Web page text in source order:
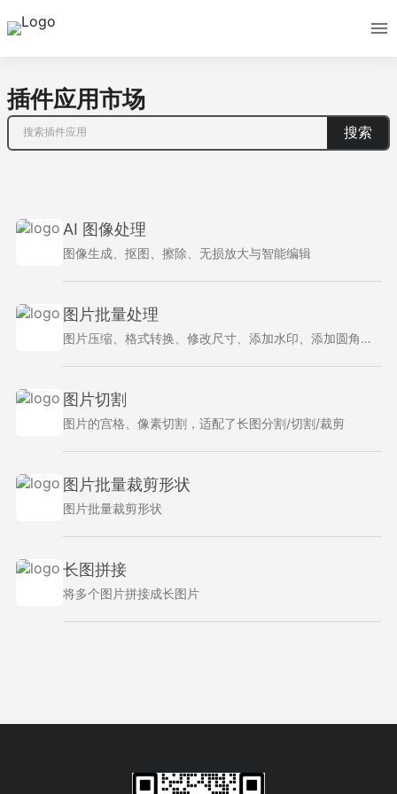
插件应用市场
搜索
AI 图像处理
图像生成、抠图、擦除、无损放大与智能编辑
图片批量处理
图片压缩、格式转换、修改尺寸、添加水印、添加圆角、添加边框、补边留白、裁剪、旋转、翻转、合并为图片、合并为 PDF、合并为动图、手动裁剪
图片切割
图片的宫格、像素切割，适配了长图分割/切割/裁剪
图片批量裁剪形状
图片批量裁剪形状
长图拼接
将多个图片拼接成长图片